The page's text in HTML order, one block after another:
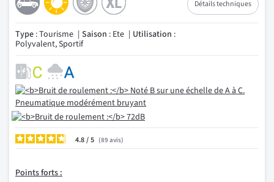
Détails techniques
Type : Tourisme Saison : Ete Utilisation :
Polyvalent, Sportif
4.8/ 89 avis
Points forts :